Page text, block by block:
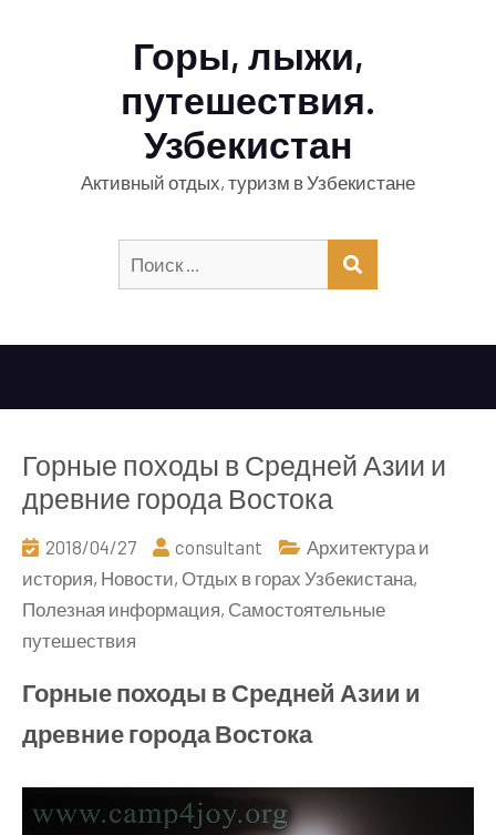
Горы, лыжи,
путешествия.
Узбекистан
Активный отдых, туризм в Узбекистане
Горные походы в Средней Азии и
древние города Востока
2018/04/27 consultant
Архитектура и
история, Новости, Отдых в горах Узбекистана,
Полезная информация, Самостоятельные
путешествия
Горные походы в Средней Азии и
древние города Востока